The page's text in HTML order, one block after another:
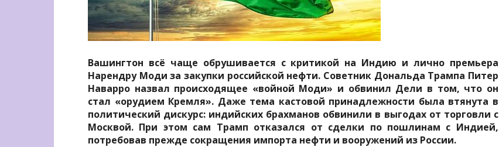
Вашингтон всё чаще обрушивается с критикой на Индию и лично премьера
Нарендру Моди за закупки российской нефти. Советник Дональда Трампа Питер
Наварро назвал происходящее «войной Моди» и обвинил Дели в том, что он
стал «орудием Кремля». Даже тема кастовой принадлежности была втянута в
политический дискурс: индийских брахманов обвинили в выгодах от торговли с
Москвой. При этом сам Трамп отказался от сделки по пошлинам с Индией,
потребовав прежде сокращения импорта нефти и вооружений из России.